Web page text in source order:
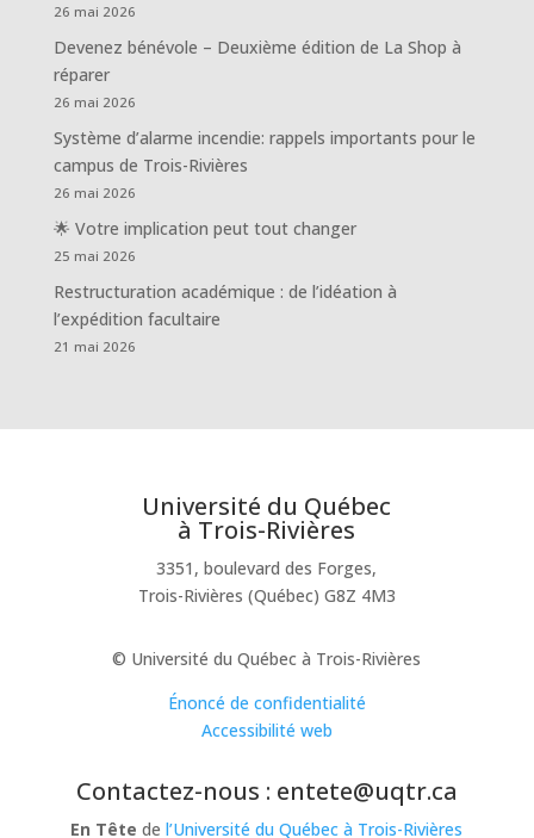
26 mai 2026
Devenez bénévole – Deuxième édition de La Shop à
réparer
26 mai 2026
Système d’alarme incendie: rappels importants pour le
campus de Trois-Rivières
26 mai 2026
🌟 Votre implication peut tout changer
25 mai 2026
Restructuration académique : de l’idéation à
l’expédition facultaire
21 mai 2026
Université du Québec
à Trois-Rivières
3351, boulevard des Forges,
Trois-Rivières (Québec) G8Z 4M3
© Université du Québec à Trois-Rivières
Énoncé de confidentialité
Accessibilité web
Contactez-nous : entete@uqtr.ca
En Tête del’Université du Québec à Trois-Rivières